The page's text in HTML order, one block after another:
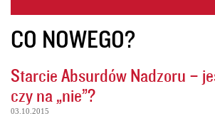
CO NOWEGO?
Starcie Absurdów Nadzoru –
czy na „nie”?
03.10.2015